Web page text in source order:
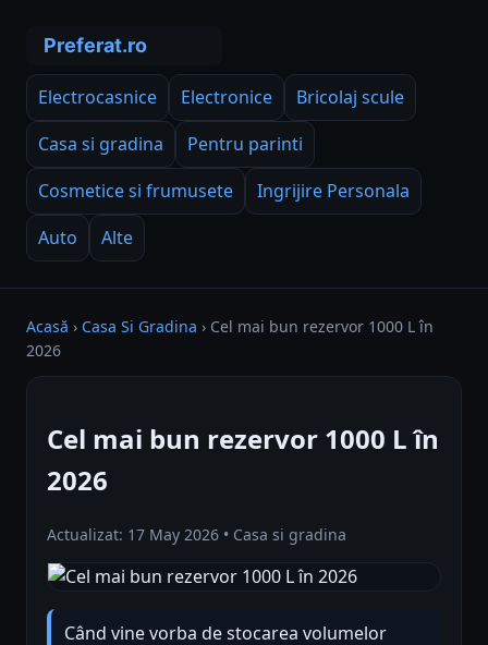
Electrocasnice Electronice
Bricolaj scule
Casa si gradina
Pentru parinti
Cosmetice si frumusete
Ingrijire Personala
Auto
Alte
Acasă › Casa Si Gradina › Cel mai bun rezervor 1000 L în
2026
Cel mai bun rezervor 1000 L în
2026
Actualizat: 17 May 2026 • Casa si gradina
Când vine vorba de stocarea volumelor